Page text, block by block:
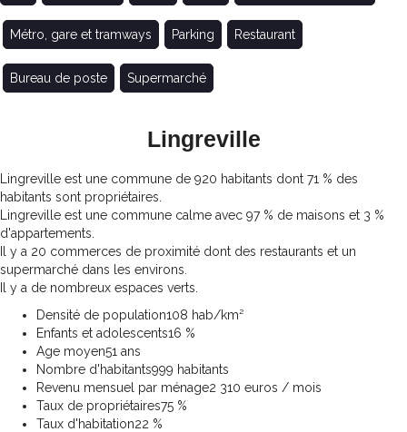
Métro, gare et tramways Parking Restaurant
Bureau de poste Supermarché
Lingreville
Lingreville est une commune de 920 habitants dont 71 % des
habitants sont propriétaires.
Lingreville est une commune calme avec 97 % de maisons et 3 %
d'appartements.
Il y a 20 commerces de proximité dont des restaurants et un
supermarché dans les environs.
Il y a de nombreux espaces verts.
Densité de population108 hab/km²
Enfants et adolescents16 %
Age moyen51 ans
Nombre d'habitants999 habitants
Revenu mensuel par ménage2 310 euros / mois
Taux de propriétaires75 %
Taux d'habitation22 %